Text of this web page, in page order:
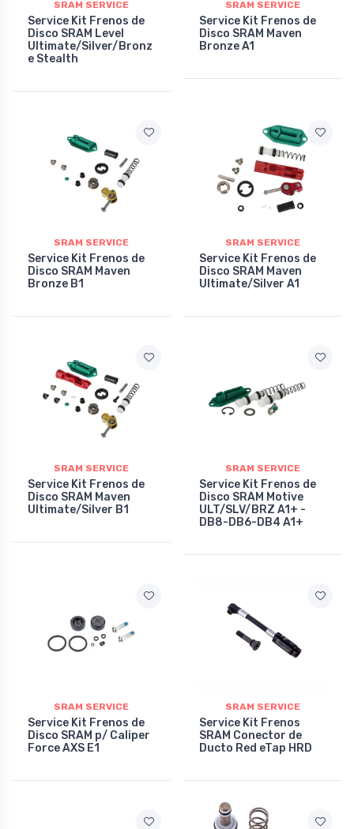
SRAM SERVICE
Service Kit Frenos de
Disco SRAM Level
Ultimate/Silver/Bronz
e Stealth
SRAM SERVICE
Service Kit Frenos de
Disco SRAM Maven
Bronze A1
SRAM SERVICE
Service Kit Frenos de
Disco SRAM Maven
Bronze B1
SRAM SERVICE
Service Kit Frenos de
Disco SRAM Maven
Ultimate/Silver A1
SRAM SERVICE
Service Kit Frenos de
Disco SRAM Maven
Ultimate/Silver B1
SRAM SERVICE
Service Kit Frenos de
Disco SRAM Motive
ULT/SLV/BRZ A1+ -
DB8-DB6-DB4 A1+
SRAM SERVICE
Service Kit Frenos de
Disco SRAM p/ Caliper
Force AXS E1
SRAM SERVICE
Service Kit Frenos
SRAM Conector de
Ducto Red eTap HRD